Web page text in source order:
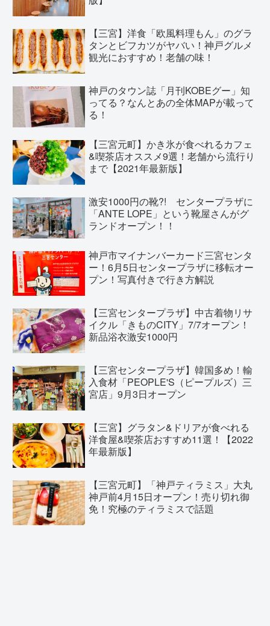
【三宮】洋食「欧風料理もん」のグラ
タンとビフカツがヤバい！神戸グルメ
観光におすすめ！老舗の味！
神戸のタウン誌「月刊KOBEグー」知
ってる？なんとあの全体MAPが載って
る！
【三宮元町】かき氷が食べれるカフェ
&喫茶店オススメ9選！老舗から流行り
まで【2021年最新版】
激安1000円の靴?! センタープラザに
「ANTE LOPE」という靴屋さんがグ
ランドオープン！！
神戸市マイナンバーカード三宮センタ
ー！6月5日センタープラザに移転オー
プン！写真付きで行き方解説
【三宮センタープラザ】中古着物リサ
イクル「きものCITY」7/7オープン！
新品浴衣激安1000円
【三宮センタープラザ】韓国多め！輸
入食材「PEOPLE'S（ピープルズ）三
宮店」9月3日オープン
【三宮】グラタン&ドリアが食べれる
洋食屋&喫茶店おすすめ11選！【2022
年最新版】
【三宮元町】「神戸ティラミス」大丸
神戸前4月15日オープン！売り切れ御
免！究極のティラミスで話題